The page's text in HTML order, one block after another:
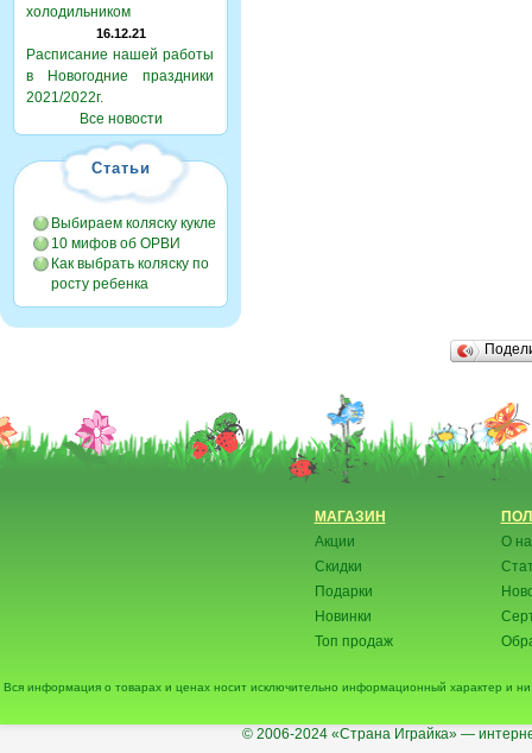
холодильником
16.12.21
Расписание нашей работы
в Новогодние праздники
2021/2022г.
Все новости
Статьи
Выбираем коляску кукле
10 мифов об ОРВИ
Как выбрать коляску по
росту ребенка
МАГАЗИН
Акции
Скидки
Подарки
Новинки
Топ продаж
О
Вся информация о товарах и ценах носит исключительно информационный характер и
© 2006-2024«Страна Играйка» —